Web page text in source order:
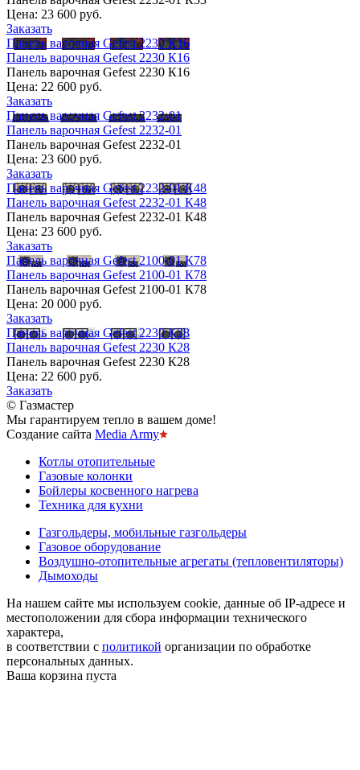
Цена: 23 600 руб.
Заказать
Панель варочная Gefest 2230 К16
Панель варочная Gefest 2230 К16
Панель варочная Gefest 2230 К16
Цена: 22 600 руб.
Заказать
Панель варочная Gefest 2232-01
Панель варочная Gefest 2232-01
Панель варочная Gefest 2232-01
Цена: 23 600 руб.
Заказать
Панель варочная Gefest 2232-01 К48
Панель варочная Gefest 2232-01 К48
Панель варочная Gefest 2232-01 К48
Цена: 23 600 руб.
Заказать
Панель варочная Gefest 2100-01 К78
Панель варочная Gefest 2100-01 К78
Панель варочная Gefest 2100-01 К78
Цена: 20 000 руб.
Заказать
Панель варочная Gefest 2230 К28
Панель варочная Gefest 2230 К28
Панель варочная Gefest 2230 К28
Цена: 22 600 руб.
Заказать
© Газмастер
Мы гарантируем тепло в вашем доме!
Создание сайта Media Army
Котлы отопительные
Газовые колонки
Бойлеры косвенного нагрева
Техника для кухни
Газгольдеры, мобильные газгольдеры
Газовое оборудование
Воздушно-отопительные агрегаты (тепловентиляторы)
Дымоходы
На нашем сайте мы используем cookie, данные об IP-адресе и
местоположении для сбора информации технического
характера,
в соответствии с политикой организации по обработке
персональных данных.
Ваша корзина пуста